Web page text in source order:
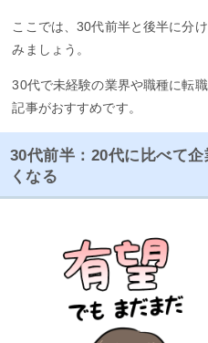
ここでは、30代前半と後半に分
みましょう。
30代で未経験の業界や職種に転
記事がおすすめです。
30代前半：20代に比べて
くなる